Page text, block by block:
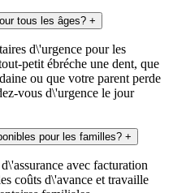
tous les âges? +
d\'urgence pour les
petit ébréche une dent, que
ou que votre parent perde
vous d\'urgence le jour
pour les familles? +
avec facturation
coûts d\'avance et travaille